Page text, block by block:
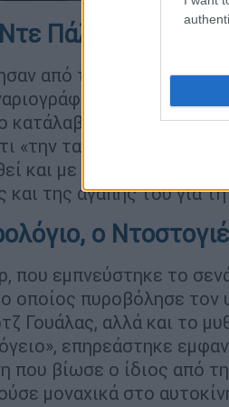
Πάλμα έφερε
από τον Ντε Πάλμα,
Πολ Σρέιντερ
κατάλαβε αμέσως ότι
«την ταινία δεν θα την
και με όλο του το
και της αγάπης του για
ο
που εμπνεύστηκε το
οποίος πυροβόλησε τον
Γουάλας, αλλά και το
επηρεάστηκε
που βίωσε ο ίδιος από
μοναχικά στο